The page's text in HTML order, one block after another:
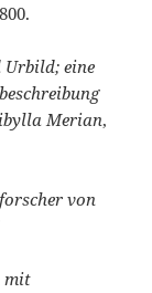
Urbild; eine
Merian,
von
mit